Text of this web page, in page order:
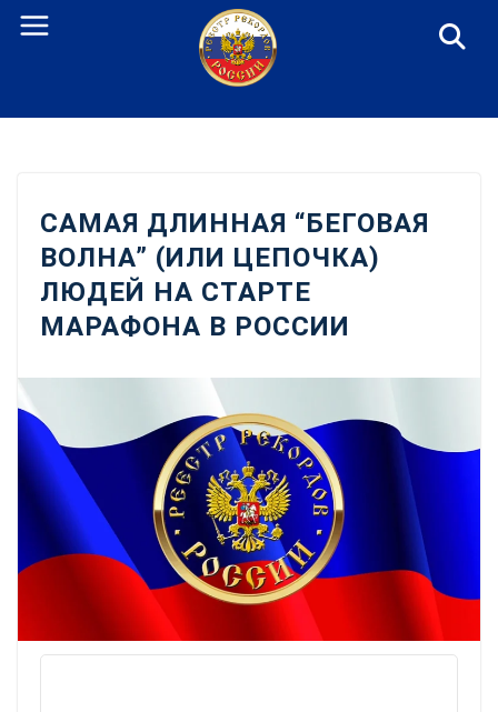
Перейти
САМАЯ ДЛИННАЯ “БЕГОВАЯ
ВОЛНА” (ИЛИ ЦЕПОЧКА)
ЛЮДЕЙ НА СТАРТЕ
МАРАФОНА В РОССИИ